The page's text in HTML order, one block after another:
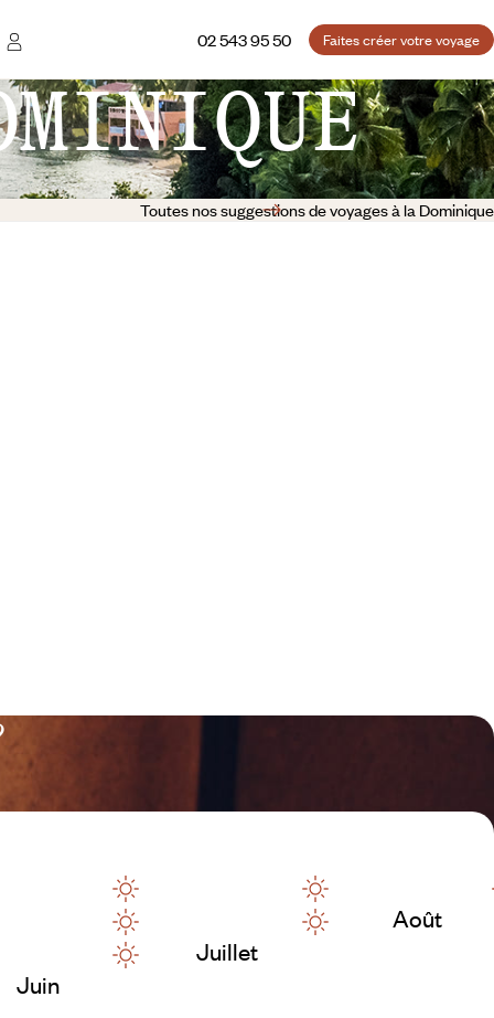
02 543 95 50 Faites créer votre voyage
Toutes nos suggestions de voyages à la Dominique
Juin
Juillet
Août